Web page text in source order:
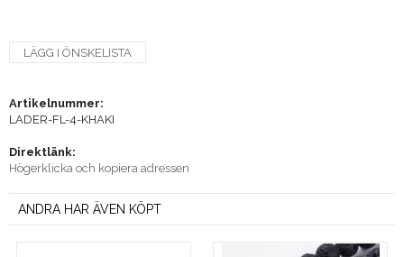
LÄGG I ÖNSKELISTA
Artikelnummer:
LADER-FL-4-KHAKI
Direktlänk:
Högerklicka och kopiera adressen
ANDRA HAR ÄVEN KÖPT